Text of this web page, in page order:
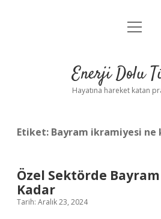
Anasayfa
Yasal Uyarı
menüyü
Enerji Dolu
Hayatına hareket katan
Etiket: Bayram ikramiyesi ne
Özel Sektörde
Kadar
Tarih: Aralık 23, 2024